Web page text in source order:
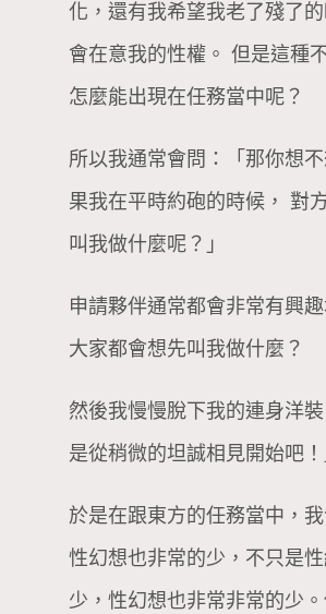
化，還有我希望我老了殘了
會在意我的性權。 但是這種
怎麼能出現在任務當中呢？
所以我通常會問：「那你想
果我在平時約砲的時候， 對
叫我做什麼呢？」
申請夥伴通常都會非常有興
大家都會想先叫我做什麼？
然後我慢慢脫下我的連身洋
是從稍微的坦誠相見開始吧！
於是在跟東方的任務當中，
性幻想也非常的少，不只是
少，性幻想也非常非常的少